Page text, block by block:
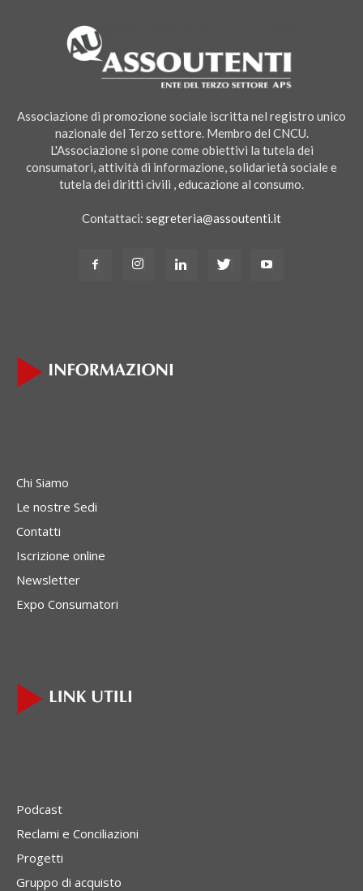
Associazione di promozione sociale iscritta nel registro unico
nazionale del Terzo settore. Membro del CNCU.
L'Associazione si pone come obiettivi la tutela dei
consumatori, attività di informazione, solidarietà sociale e
tutela dei diritti civili , educazione al consumo.
Contattaci: segreteria@assoutenti.it
Chi Siamo
Le nostre Sedi
Contatti
Iscrizione online
Newsletter
Expo Consumatori
Podcast
Reclami e Conciliazioni
Progetti
Gruppo di acquisto